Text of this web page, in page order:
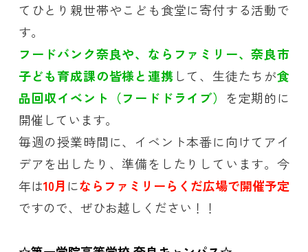
てひとり親世帯やこども食堂に寄付する活動で
す。
フードバンク奈良や、ならファミリー、奈良市
子ども育成課の皆様と連携 して、生徒たちが食
品回収イベント（フードドライブ） を定期的に
開催しています。
毎週の授業時間に、イベント本番に向けてアイ
デアを出したり、準備をしたりしています。今
年は10月にならファミリーらくだ広場で開催予定
ですので、ぜひお越しください！！